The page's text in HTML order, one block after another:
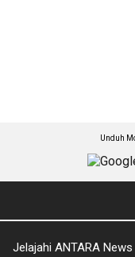
Unduh
Jelajahi ANTARA